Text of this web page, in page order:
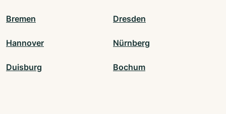
Bremen Dresden
Hannover Nürnberg
Duisburg Bochum